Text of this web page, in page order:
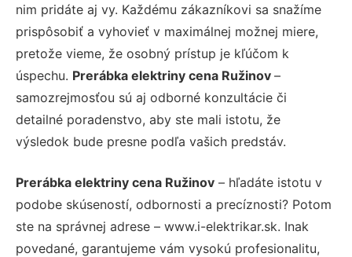
nim pridáte aj vy. Každému zákazníkovi sa snažíme
prispôsobiť a vyhovieť v maximálnej možnej miere,
pretože vieme, že osobný prístup je kľúčom k
úspechu. Prerábka elektriny cena Ružinov –
samozrejmosťou sú aj odborné konzultácie či
detailné poradenstvo, aby ste mali istotu, že
výsledok bude presne podľa vašich predstáv.
Prerábka elektriny cena Ružinov – hľadáte istotu v
podobe skúseností, odbornosti a precíznosti? Potom
ste na správnej adrese – www.i-elektrikar.sk. Inak
povedané, garantujeme vám vysokú profesionalitu,